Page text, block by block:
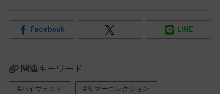
Facebook LINE
関連キーワード
ハイウェスト サマーコレクション